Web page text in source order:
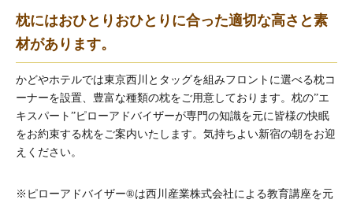
枕にはおひとりおひとりに合った適切な高さと素
材があります。
かどやホテルでは東京西川とタッグを組みフロントに選べる枕コ
ーナーを設置、豊富な種類の枕をご用意しております。枕の”エ
キスパート”ピローアドバイザーが専門の知識を元に皆様の快眠
をお約束する枕をご案内いたします。気持ちよい新宿の朝をお迎
えください。
※ピローアドバイザー®は西川産業株式会社による教育講座を元